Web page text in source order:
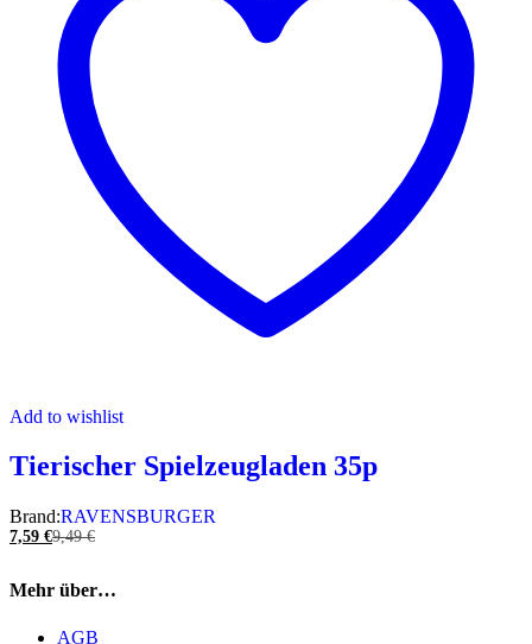
Add to wishlist
Tierischer Spielzeugladen 35p
Brand:RAVENSBURGER
7,59 €9,49€
Mehr über…
AGB